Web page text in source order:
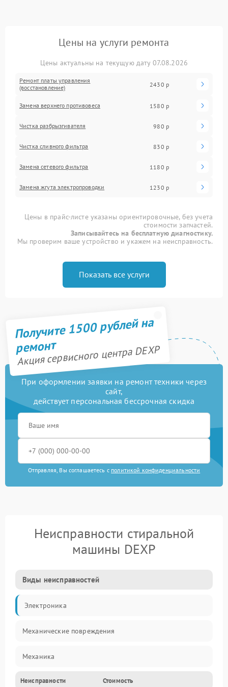
Цены на услуги ремонта
Цены актуальны на текущую дату 07.08.2026
Ремонт платы управления
(восстановление)
2430 р
Замена верхнего противовеса 1580 р
Чистка разбрызгивателя 980 р
Чистка сливного фильтра 830 р
Замена сетевого фильтра 1180 р
Замена жгута электропроводки 1230 р
Цены в прайс-листе указаны ориентировочные, без учета
стоимости запчастей.
Записывайтесь на бесплатную диагностику.
Мы проверим ваше устройство и укажем на неисправность.
Показать все услуги
Получите 1500 рублей на
ремонт
Акция сервисного центра DEXP
При оформлении заявки на ремонт техники через
сайт,
действует персональная бессрочная скидка
Отправляя, Вы соглашаетесь с политикой конфиденциальности
Неисправности стиральной
машины DEXP
Виды неисправностей
Электроника
Механические повреждения
Механика
Электропитание
Неисправности Стоимость